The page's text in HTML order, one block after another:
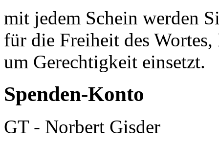
mit jedem Schein werden
für die Freiheit des
um Gerechtigkeit einsetzt.
Spenden-Konto
GT - Norbert Gisder